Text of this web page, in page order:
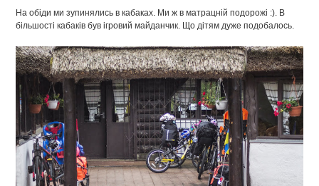
На обіди ми зупинялись в кабаках. Ми ж в матрацній подорожі :). В
більшості кабаків був ігровий майданчик. Що дітям дуже подобалось.